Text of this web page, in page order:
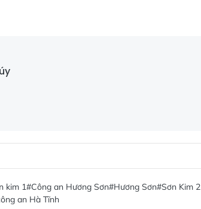
kim 1#Công an Hương Sơn#Hương Sơn#Sơn Kim 2
an Hà Tĩnh